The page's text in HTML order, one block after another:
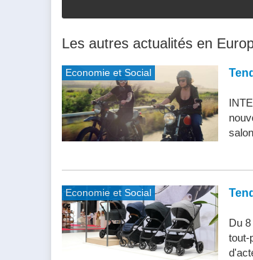
Les autres actualités en
Economie et Social
Economie et Social
Du
tout-